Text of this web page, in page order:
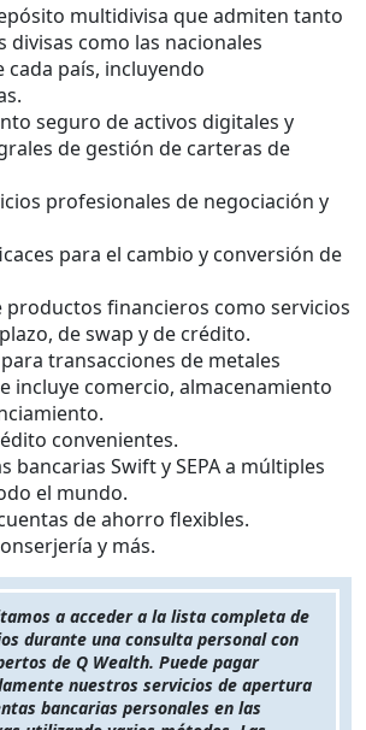
multidivisa que admiten tanto
divisas como las nacionales
cada país, incluyendo
seguro de activos digitales y
de gestión de carteras de
profesionales de negociación y
para el cambio y conversión de
productos financieros como servicios
de swap y de crédito.
transacciones de metales
incluye comercio, almacenamiento
convenientes.
bancarias Swift y SEPA a múltiples
el mundo.
de ahorro flexibles.
y más.
a acceder a la lista completa de
durante una consulta personal con
de Q Wealth. Puede pagar
nuestros servicios de apertura
bancarias personales en las